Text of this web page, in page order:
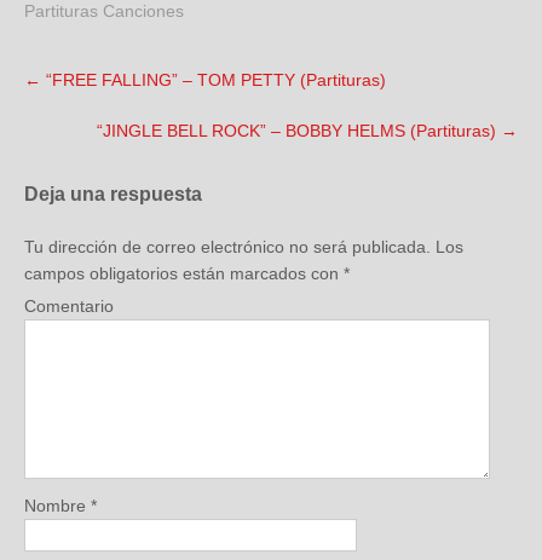
Partituras Canciones
← “FREE FALLING” – TOM PETTY (Partituras)
“JINGLE BELL ROCK” – BOBBY HELMS (Partituras) →
Deja una respuesta
Tu dirección de correo electrónico no será publicada.
Los
campos obligatorios están marcados con *
Comentario
Nombre *